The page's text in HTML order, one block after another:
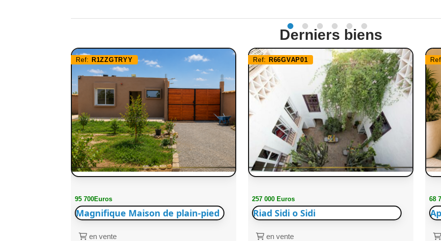
Derniers biens
Ref: R1ZZGTRYY
95 700Euros
Magnifique Maison de plain-pied
en vente
Ref: R66GVAP01
257 000 Euros
Riad Sidi o Sidi
en vente
68